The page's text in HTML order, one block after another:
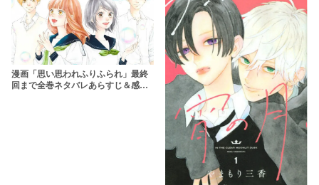
漫画「思い思われふりふられ」最終
回まで全巻ネタバレあらすじ＆感